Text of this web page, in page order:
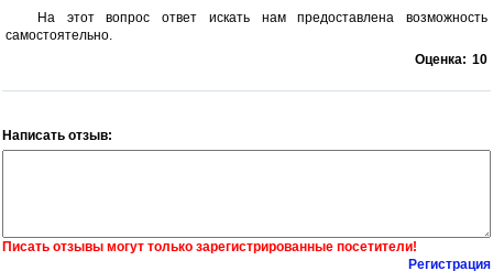
На этот вопрос ответ искать нам предоставлена возможность
самостоятельно.
Оценка: 10
Написать отзыв:
Писать отзывы могут только зарегистрированные посетители!
Регистрация